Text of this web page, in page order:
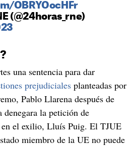
OBRYOocHFr
(@24horas_rne)
una sentencia para dar
prejudicialesplanteadas por
Pablo Llarena después de
la petición de
el exilio, Lluís Puig. El TJUE
miembro de la UE no puede